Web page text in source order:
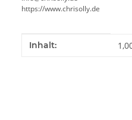
https://www.chrisolly.de
Produkteigenschaft
Wert
Inhalt: